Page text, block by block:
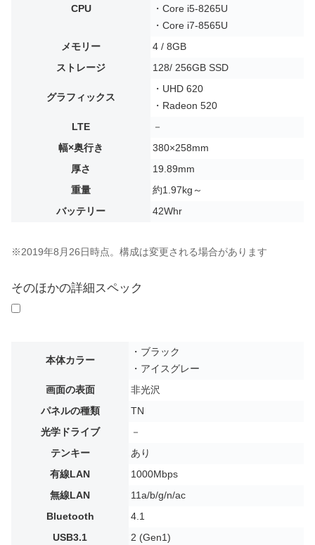
CPU
・Core i5-8265U
・Core i7-8565U
メモリー
4 / 8GB
ストレージ
128/ 256GB SSD
グラフィックス
・UHD 620
・Radeon 520
LTE
－
幅×奥行き
380×258mm
厚さ
19.89mm
重量
約1.97kg～
バッテリー
42Whr
※2019年8月26日時点。構成は変更される場合があります
そのほかの詳細スペック
本体カラー
・ブラック
・アイスグレー
画面の表面
非光沢
パネルの種類
TN
光学ドライブ
－
テンキー
あり
有線LAN
1000Mbps
無線LAN
11a/b/g/n/ac
Bluetooth
4.1
USB3.1
2 (Gen1)